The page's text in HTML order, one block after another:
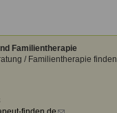
Familientherapie
/ Familientherapie finden